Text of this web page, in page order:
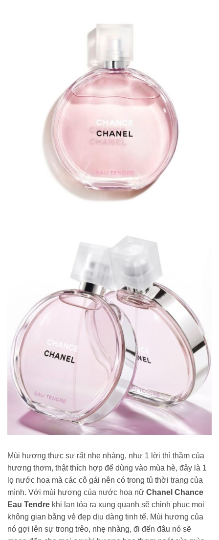
Mùi hương thực sự rất nhẹ nhàng, như 1 lời thì thầm của
hương thơm, thật thích hợp để dùng vào mùa hè, đây là 1
lọ nước hoa mà các cô gái nên có trong tủ thời trang của
mình. Với mùi hương của nước hoa nữ Chanel Chance
Eau Tendre khi lan tỏa ra xung quanh sẽ chinh phục mọi
không gian bằng vẻ đẹp dịu dàng tinh tế. Mùi hương của
nó gợi lên sự trong trẻo, nhẹ nhàng, đi đến đâu nó sẽ